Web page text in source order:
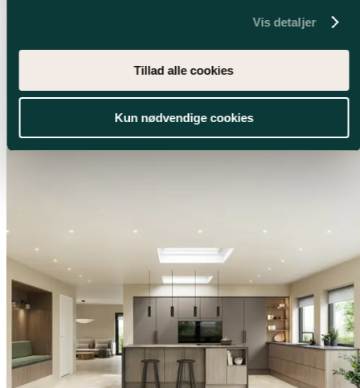
Vis detaljer
Tillad alle cookies
Kun nødvendige cookies
Modern
Mørk sand